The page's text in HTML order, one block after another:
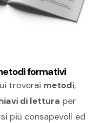
formativi
troverai metodi,
di lettura per
più consapevoli ed